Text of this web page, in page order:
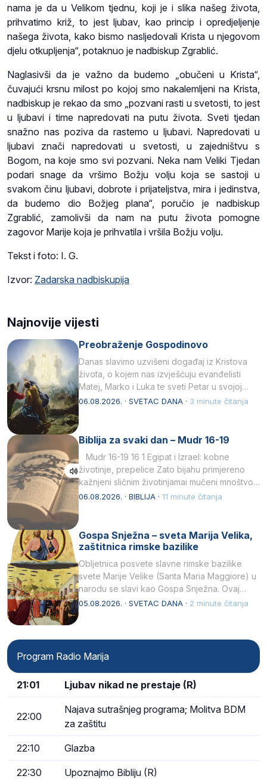
nama je da u Velikom tjednu, koji je i slika našeg života,
prihvatimo križ, to jest ljubav, kao princip i opredjeljenje
našega života, kako bismo nasljedovali Krista u njegovom
djelu otkupljenja“, potaknuo je nadbiskup Zgrablić.
Naglasivši da je važno da budemo „obučeni u Krista“,
čuvajući krsnu milost po kojoj smo nakalemljeni na Krista,
nadbiskup je rekao da smo „pozvani rasti u svetosti, to jest
u ljubavi i time napredovati na putu života. Sveti tjedan
snažno nas poziva da rastemo u ljubavi. Napredovati u
ljubavi znači napredovati u svetosti, u zajedništvu s
Bogom, na koje smo svi pozvani. Neka nam Veliki Tjedan
podari snage da vršimo Božju volju koja se sastoji u
svakom činu ljubavi, dobrote i prijateljstva, mira i jedinstva,
da budemo dio Božjeg plana“, poručio je nadbiskup
Zgrablić, zamolivši da nam na putu života pomogne
zagovor Marije koja je prihvatila i vršila Božju volju.
Tekst i foto: I. G.
Izvor: Zadarska nadbiskupija
Najnovije vijesti
Preobraženje Gospodinovo
Danas slavimo uzvišeni događaj iz Kristova
života, o kojem nas izvješćuju evanđelisti
Matej, Marko i Luka te sveti Petar u svojoj
drugoj…
06.08.2026. · SVETAC DANA · 3 minute čitanja
Biblija za svaki dan – Mudr 16-19
Mudr 16-19 16 1 Egipat i Izrael: kobne
životinje, prepelice Zato bijahu primjereno
kažnjeni sličnim životinjamai mučeni mnoštvom
kukaca.2 A narod…
06.08.2026. · BIBLIJA · 11 minute čitanja
Gospa Snježna – sveta Marija Velika,
zaštitnica rimske bazilike
Obljetnica posvete slavne rimske bazilike
svete Marije Velike (Santa Maria Maggiore) u
narodu se slavi kao Gospa Snježna. Ovaj
naziv, Sancta Maria…
05.08.2026. · SVETAC DANA · 2 minute čitanja
Program Radio Marija
21:01 Ljubav nikad ne prestaje (R)
22:00
Najava sutrašnjeg programa; Molitva BDM
za zaštitu
22:10 Glazba
22:30 Upoznajmo Bibliju (R)